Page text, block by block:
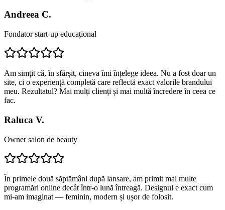
Andreea C.
Fondator start-up educațional
Am simțit că, în sfârșit, cineva îmi înțelege ideea. Nu a fost doar un
site, ci o experiență completă care reflectă exact valorile brandului
meu. Rezultatul? Mai mulți clienți și mai multă încredere în ceea ce
fac.
Raluca V.
Owner salon de beauty
În primele două săptămâni după lansare, am primit mai multe
programări online decât într-o lună întreagă. Designul e exact cum
mi-am imaginat — feminin, modern și ușor de folosit.